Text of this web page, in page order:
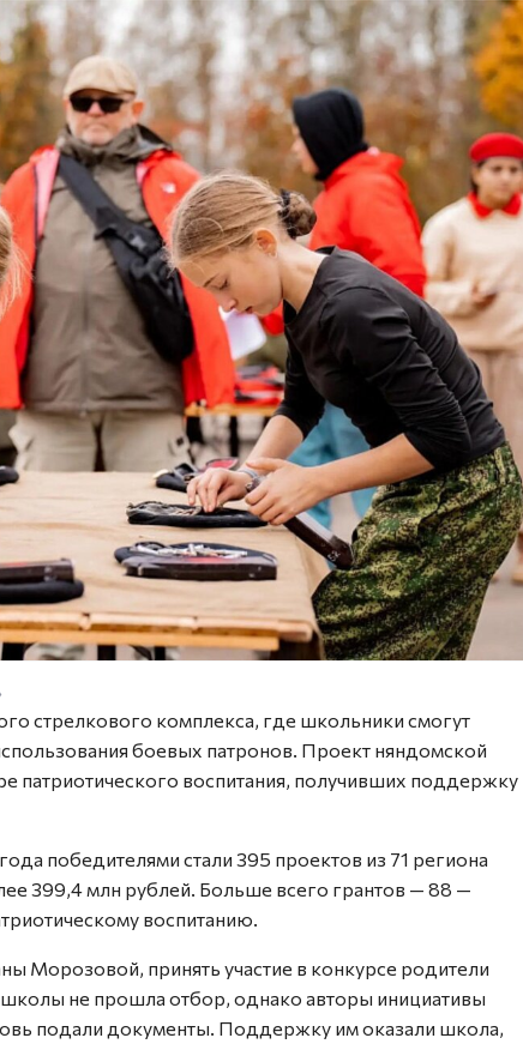
стрелкового комплекса, где школьники смогут
боевых патронов. Проект няндомской
патриотического воспитания, получивших поддержку
победителями стали 395 проектов из 71 региона
399,4 млн рублей. Больше всего грантов — 88 —
воспитанию.
Морозовой, принять участие в конкурсе родители
не прошла отбор, однако авторы инициативы
подали документы. Поддержку им оказали школа,